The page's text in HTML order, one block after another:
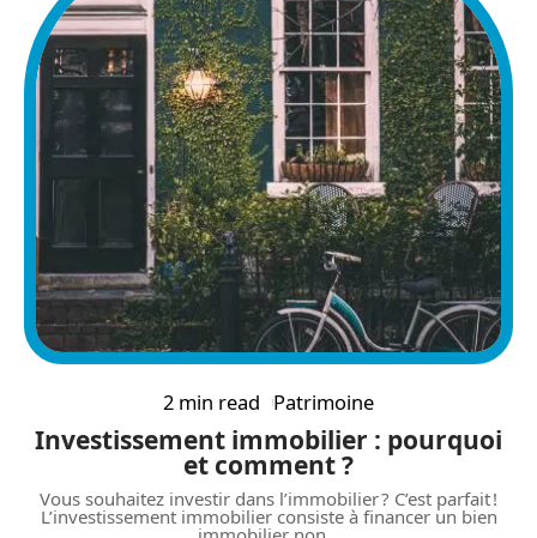
2 min read Patrimoine
Investissement immobilier : pourquoi
et comment ?
Vous souhaitez investir dans l’immobilier ? C’est parfait !
L’investissement immobilier consiste à financer un bien